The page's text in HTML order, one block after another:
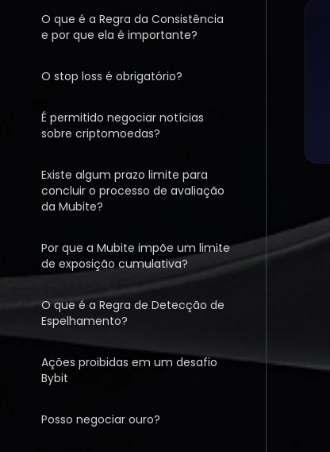
O que é a Regra da Consistência
e por que ela é importante?
O stop loss é obrigatório?
É permitido negociar notícias
sobre criptomoedas?
Existe algum prazo limite para
concluir o processo de avaliação
da Mubite?
Por que a Mubite impõe um limite
de exposição cumulativa?
O que é a Regra de Detecção de
Espelhamento?
Ações proibidas em um desafio
Bybit
Posso negociar ouro?